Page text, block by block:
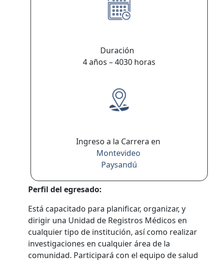
Duración
4 años – 4030 horas
Ingreso a la Carrera en
Montevideo
Paysandú
Perfil del egresado:
Está capacitado para planificar, organizar, y
dirigir una Unidad de Registros Médicos en
cualquier tipo de institución, así como realizar
investigaciones en cualquier área de la
comunidad. Participará con el equipo de salud